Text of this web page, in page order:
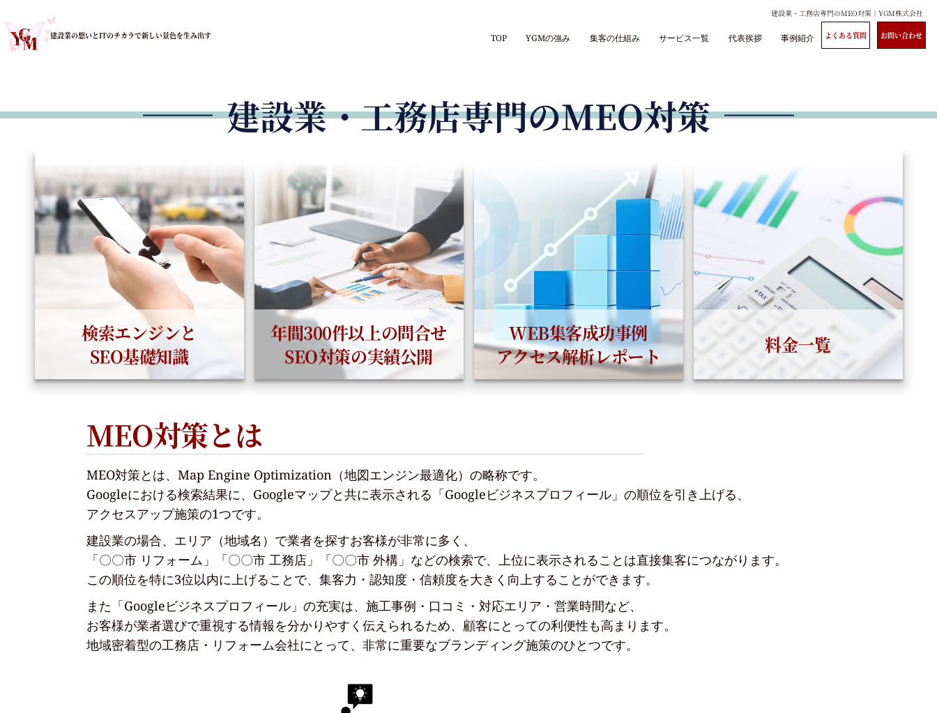
建設業・工務店専門のMEO対策｜YGM株式会社
建設業の想いとITのチカラで新しい景色を生み出す TOP YGMの強み 集客の仕組み サービス一覧 代表挨拶 事例紹介 よくある質問 お問い合わせ
建設業・工務店専門のMEO対策
検索エンジンと
SEO基礎知識
年間300件以上の問合せ
SEO対策の実績公開
WEB集客成功事例
アクセス解析レポート
料金一覧
MEO対策とは
MEO対策とは、Map Engine Optimization（地図エンジン最適化）の略称です。
Googleにおける検索結果に、Googleマップと共に表示される「Googleビジネスプロフィール」の順位を引き上げる、
アクセスアップ施策の1つです。
建設業の場合、エリア（地域名）で業者を探すお客様が非常に多く、
「〇〇市 リフォーム」「〇〇市 工務店」「〇〇市 外構」などの検索で、上位に表示されることは直接集客につながります。
この順位を特に3位以内に上げることで、集客力・認知度・信頼度を大きく向上することができます。
また「Googleビジネスプロフィール」の充実は、施工事例・口コミ・対応エリア・営業時間など、
お客様が業者選びで重視する情報を分かりやすく伝えられるため、顧客にとっての利便性も高まります。
地域密着型の工務店・リフォーム会社にとって、非常に重要なブランディング施策のひとつです。